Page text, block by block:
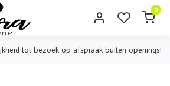
0
tot bezoek op afspraak buiten openingstijden